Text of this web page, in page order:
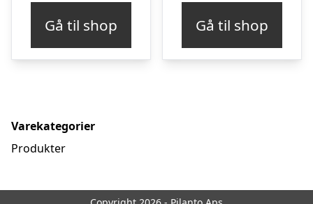
Gå til shop
var:
kr. 179,95.kr.
Gå til shop
Varekategorier
Produkter